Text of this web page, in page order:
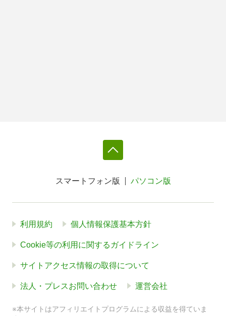
スマートフォン版 パソコン版
利用規約 個人情報保護基本方針
Cookie等の利用に関するガイドライン
サイトアクセス情報の取得について
法人・プレスお問い合わせ 運営会社
※本サイトはアフィリエイトプログラムによる収益を得ていま